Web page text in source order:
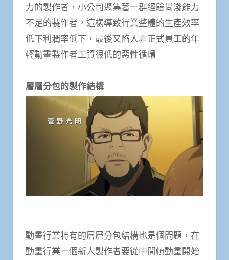
力的製作者，小公司聚集著一群經驗尚淺能力
不足的製作者，這樣導致行業整體的生產效率
低下利潤率低下，最後又陷入非正式員工的年
輕動畫製作者工資很低的惡性循環
層層分包的製作結構
動畫行業特有的層層分包結構也是個問題，在
動畫行業一個新人製作者要從中間幀動畫開始